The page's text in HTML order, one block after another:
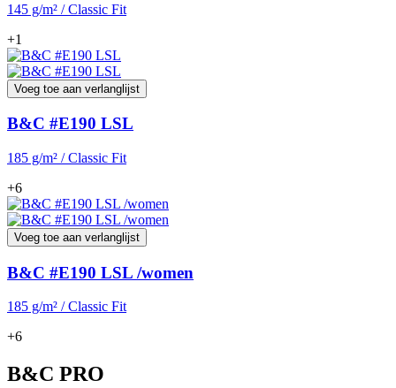
145 g/m² / Classic Fit
+1
Voeg toe aan verlanglijst
B&C #E190 LSL
185 g/m² / Classic Fit
+6
Voeg toe aan verlanglijst
B&C #E190 LSL /women
185 g/m² / Classic Fit
+6
B&C PRO